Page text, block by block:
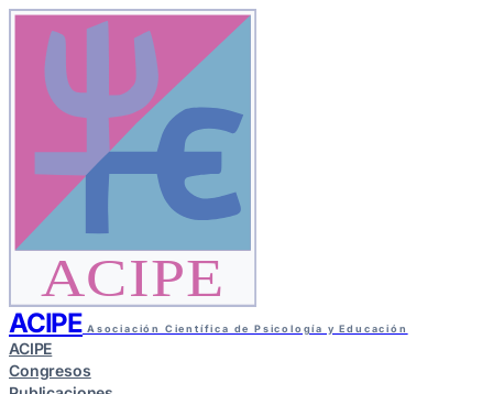
ACIPE
ACIPE Asociación Científica de Psicología y Educación
ACIPE
Congresos